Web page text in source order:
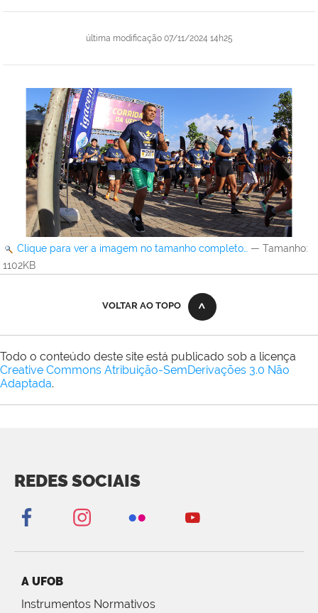
última modificação07/11/2024 14h25
Clique para ver a imagem no tamanho completo… — Tamanho:
1102KB
VOLTAR AO TOPO
Todo o conteúdo deste site está publicado sob a licença
Creative Commons Atribuição-SemDerivações 3.0 Não
Adaptada.
REDES SOCIAIS
A UFOB
Instrumentos Normativos